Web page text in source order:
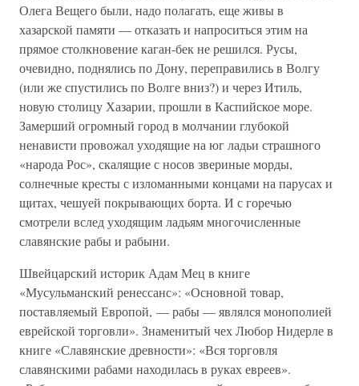
Олега Вещего были, надо полагать, еще живы в
хазарской памяти — отказать и напроситься этим на
прямое столкновение каган-бек не решился. Русы,
очевидно, поднялись по Дону, переправились в Волгу
(или же спустились по Волге вниз?) и через Итиль,
новую столицу Хазарии, прошли в Каспийское море.
Замерший огромный город в молчании глубокой
ненависти провожал уходящие на юг ладьи страшного
«народа Рос», скалящие с носов звериные морды,
солнечные кресты с изломанными концами на парусах и
щитах, чешуей покрывающих борта. И с горечью
смотрели вслед уходящим ладьям многочисленные
славянские рабы и рабыни.
Швейцарский историк Адам Мец в книге
«Мусульманский ренессанс»: «Основной товар,
поставляемый Европой, — рабы — являлся монополией
еврейской торговли». Знаменитый чех Любор Нидерле в
книге «Славянские древности»: «Вся торговля
славянскими рабами находилась в руках евреев».